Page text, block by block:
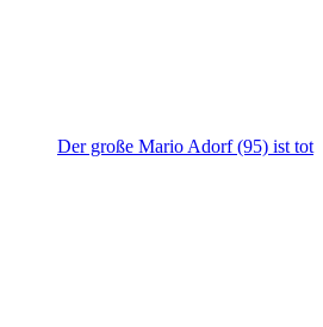
Der große Mario Adorf (95) ist tot